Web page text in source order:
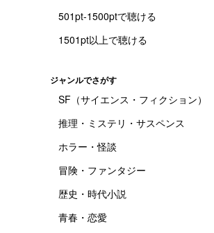
501pt-1500ptで聴ける
1501pt以上で聴ける
ジャンルでさがす
SF（サイエンス・フィクション）
推理・ミステリ・サスペンス
ホラー・怪談
冒険・ファンタジー
歴史・時代小説
青春・恋愛